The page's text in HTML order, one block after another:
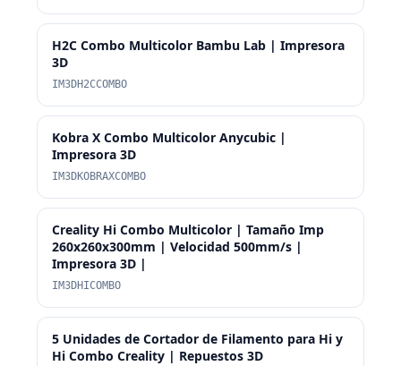
H2C Combo Multicolor Bambu Lab | Impresora
3D
IM3DH2CCOMBO
Kobra X Combo Multicolor Anycubic |
Impresora 3D
IM3DKOBRAXCOMBO
Creality Hi Combo Multicolor | Tamaño Imp
260x260x300mm | Velocidad 500mm/s |
Impresora 3D |
IM3DHICOMBO
5 Unidades de Cortador de Filamento para Hi y
Hi Combo Creality | Repuestos 3D